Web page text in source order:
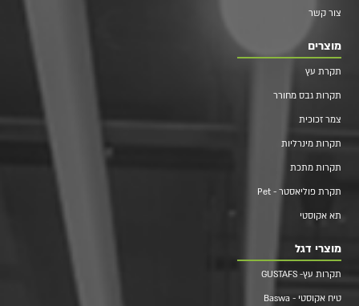
צור קשר
מוצרים
תקרת עץ
תקרות גבס מחורר
צמר זכוכית
תקרות מינרליות
תקרות מתכת
תקרת פוליאסטר - Pet
תא אקוסטי
מוצרי דגל
תקרות עץ- GUSTAFS
טיח אקוסטי - Baswa